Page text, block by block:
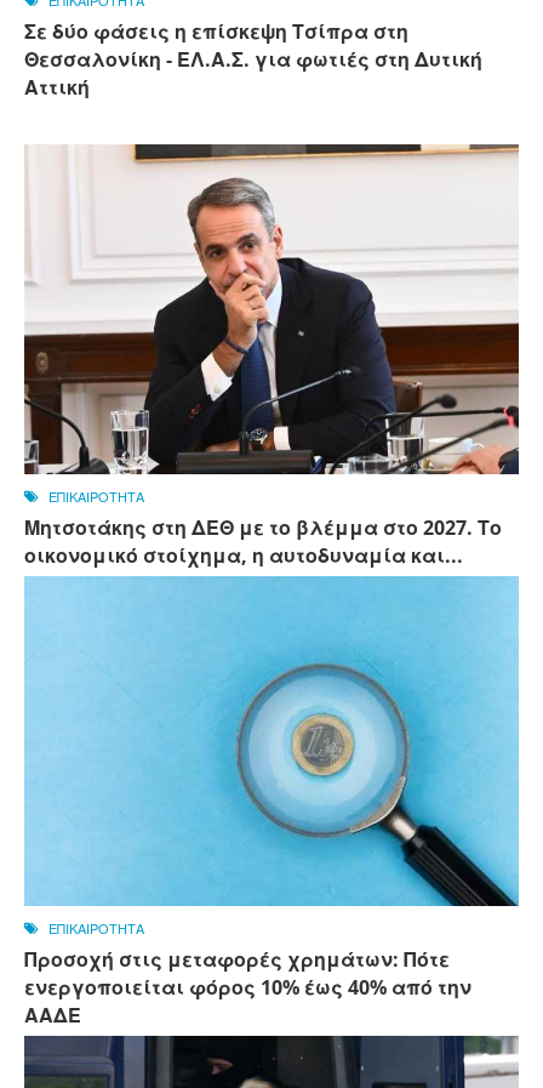
Σε δύο φάσεις η επίσκεψη Τσίπρα στη
Θεσσαλονίκη - ΕΛ.Α.Σ. για φωτιές στη Δυτική
Αττική
ΕΠΙΚΑΙΡΟΤΗΤΑ
Μητσοτάκης στη ΔΕΘ με το βλέμμα στο 2027. Το
οικονομικό στοίχημα, η αυτοδυναμία και...
ΕΠΙΚΑΙΡΟΤΗΤΑ
Προσοχή στις μεταφορές χρημάτων: Πότε
ενεργοποιείται φόρος 10% έως 40% από την
ΑΑΔΕ